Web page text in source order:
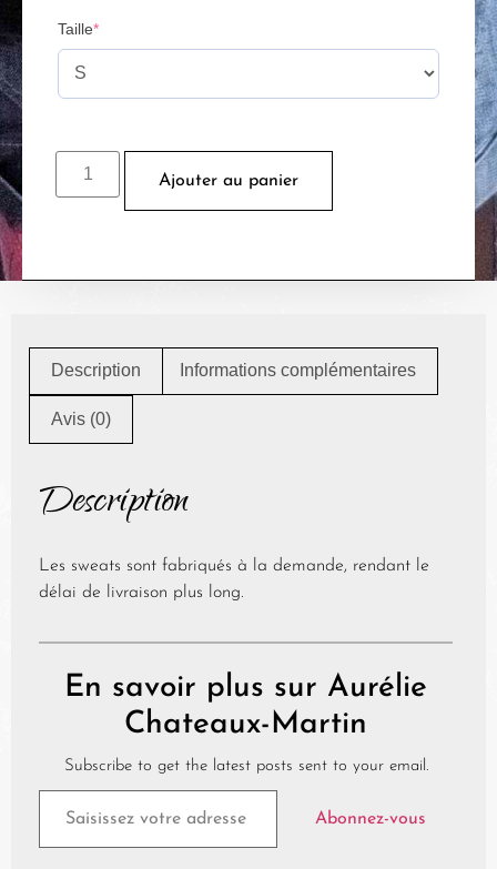
Taille*
Ajouter au panier
Description Informations complémentaires
Avis (0)
Description
Les sweats sont fabriqués à la demande, rendant le
délai de livraison plus long.
En savoir plus sur Aurélie
Chateaux-Martin
Subscribe to get the latest posts sent to your email.
Abonnez-vous